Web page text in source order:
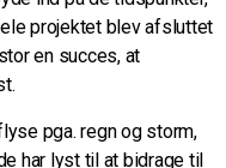
projektet blev afsluttet
en succes, at
pga. regn og storm,
har lyst til at bidrage til